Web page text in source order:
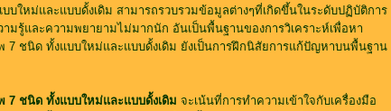
บใหม่และแบบดั้งเดิม สามารถรวบรวมข้อมูลต่างๆที่เกิดขึ้นในระดับปฏิบัติการ
มรู้และความพยายามไม่มากนัก อันเป็นพื้นฐานของการวิเคราะห์เพื่อหา
ชนิด ทั้งแบบใหม่และแบบดั้งเดิม ยังเป็นการฝึกนิสัยการแก้ปัญหาบนพื้นฐาน
7 ชนิด ทั้งแบบใหม่และแบบดั้งเดิม จะเน้นที่การทำความเข้าใจกับเครื่องมือ